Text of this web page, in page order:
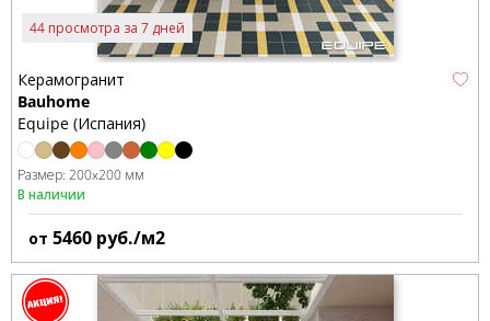
44 просмотра за 7 дней
Керамогранит
Bauhome
Equipe (Испания)
Размер: 200x200 мм
В наличии
от 5460 руб./м2